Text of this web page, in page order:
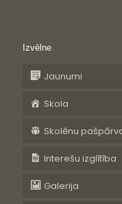
Izvēlne
Jaunumi
Skola
Skolēnu
Interešu izglītība
Galerija